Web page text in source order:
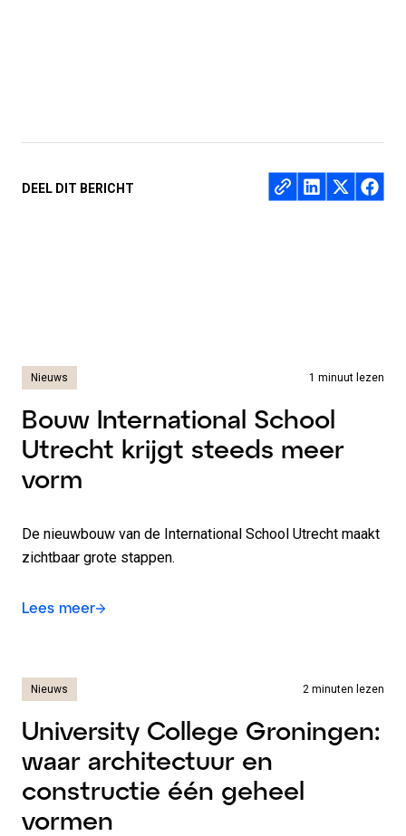
DEEL DIT BERICHT Deel
Nieuws 1 minuut lezen
Bouw International School
Utrecht krijgt steeds meer
vorm
De nieuwbouw van de International School Utrecht maakt
zichtbaar grote stappen.
Lees meer
Nieuws 2 minuten lezen
University College Groningen:
waar architectuur en
constructie één geheel
vormen